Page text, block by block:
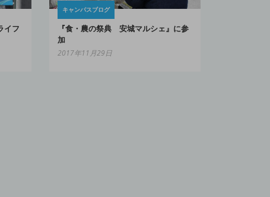
イフ
キャンパスブログ
『食・農の祭典 安城マルシェ』に参
加
2017年11月29日